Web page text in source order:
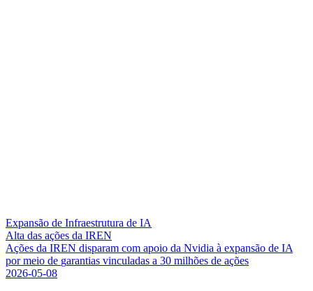
Expansão de Infraestrutura de IA
Alta das ações da IREN
Ações da IREN disparam com apoio da Nvidia à expansão de IA
por meio de garantias vinculadas a 30 milhões de ações
2026-05-08